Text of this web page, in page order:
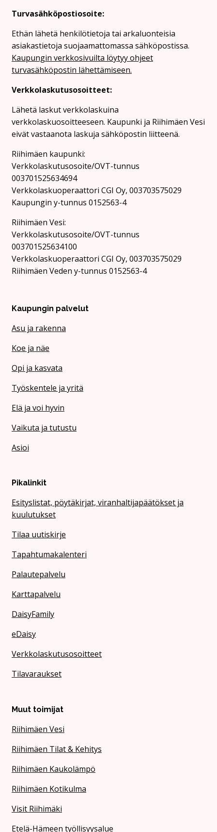
Turvasähköpostiosoite:
Ethän lähetä henkilötietoja tai arkaluonteisia
asiakastietoja suojaamattomassa sähköpostissa.
Kaupungin verkkosivuilta löytyy ohjeet
turvasähköpostin lähettämiseen.
Verkkolaskutusosoitteet:
Lähetä laskut verkkolaskuina
verkkolaskuosoitteeseen. Kaupunki ja Riihimäen Vesi
eivät vastaanota laskuja sähköpostin liitteenä.
Riihimäen kaupunki:
Verkkolaskutusosoite/OVT-tunnus
003701525634694
Verkkolaskuoperaattori CGI Oy, 003703575029
Kaupungin y-tunnus 0152563-4
Rii­hi­mäen Vesi:
Verkkolaskutusosoite/OVT-tunnus
003701525634100
Verkkolaskuoperaattori CGI Oy, 003703575029
Riihimäen Veden y-tunnus 0152563-4
Kaupungin palvelut
Asu ja rakenna
Koe ja näe
Opi ja kasvata
Työskentele ja yritä
Elä ja voi hyvin
Vaikuta ja tutustu
Asioi
Pikalinkit
Esityslistat, pöytäkirjat, viranhaltijapäätökset ja
kuulutukset
Tilaa uutiskirje
Tapahtumakalenteri
Palautepalvelu
Karttapalvelu
DaisyFamily
eDaisy
Verkkolaskutusosoitteet
Tilavaraukset
Muut toimijat
Riihimäen Vesi
Riihimäen Tilat & Kehitys
Riihimäen Kaukolämpö
Riihimäen Kotikulma
Visit Riihimäki
Etelä-Hämeen työllisyysalue